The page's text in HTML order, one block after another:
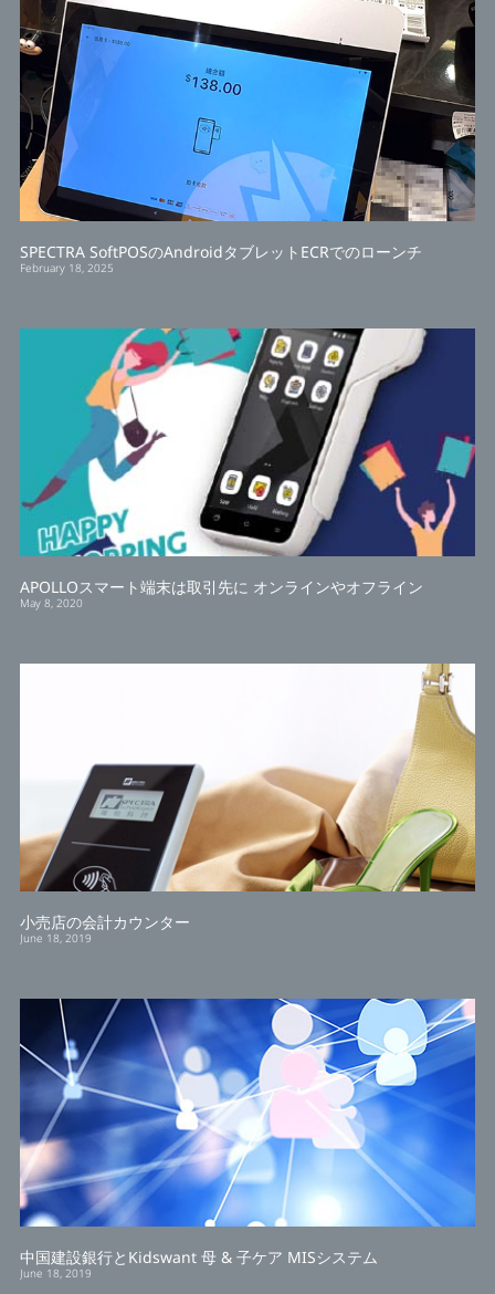
SPECTRA SoftPOSのAndroidタブレットECRでのローンチ
February 18, 2025
APOLLOスマート端末は取引先に オンラインやオフライン
May 8, 2020
小売店の会計カウンター
June 18, 2019
中国建設銀行とKidswant 母 & 子ケア MISシステム
June 18, 2019